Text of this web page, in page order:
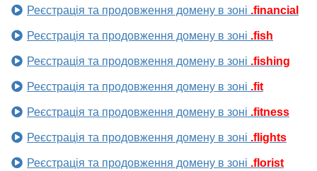
Реєстрація та продовження домену в зоні .financial
Реєстрація та продовження домену в зоні .fish
Реєстрація та продовження домену в зоні .fishing
Реєстрація та продовження домену в зоні .fit
Реєстрація та продовження домену в зоні .fitness
Реєстрація та продовження домену в зоні .flights
Реєстрація та продовження домену в зоні .florist